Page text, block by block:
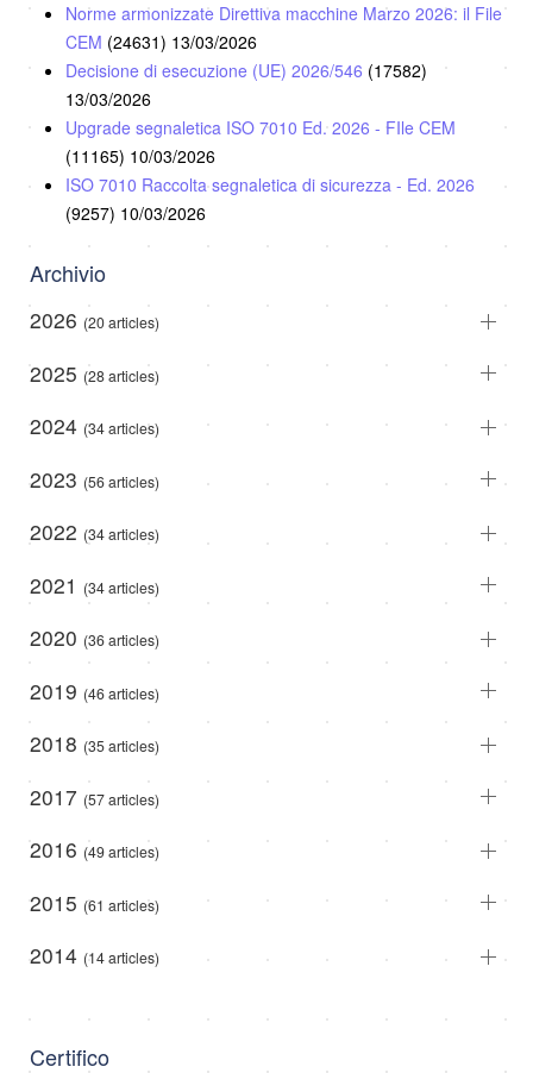
Norme armonizzate Direttiva macchine Marzo 2026: il File
CEM (24631) 13/03/2026
Decisione di esecuzione (UE) 2026/546 (17582)
13/03/2026
Upgrade segnaletica ISO 7010 Ed. 2026 - FIle CEM
(11165) 10/03/2026
ISO 7010 Raccolta segnaletica di sicurezza - Ed. 2026
(9257) 10/03/2026
Archivio
2026 (20 articles)
2025 (28 articles)
2024 (34 articles)
2023 (56 articles)
2022 (34 articles)
2021 (34 articles)
2020 (36 articles)
2019 (46 articles)
2018 (35 articles)
2017 (57 articles)
2016 (49 articles)
2015 (61 articles)
2014 (14 articles)
Certifico